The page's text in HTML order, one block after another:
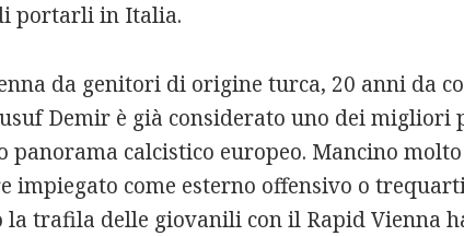
portarli in Italia.
da genitori di origine turca, 20 anni da
Demir è già considerato uno dei migliori
panorama calcistico europeo. Mancino
impiegato come esterno offensivo o
la trafila delle giovanili con il Rapid Vienna